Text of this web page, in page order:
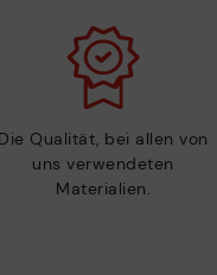
Qualität, bei allen von
uns verwendeten
Materialien.